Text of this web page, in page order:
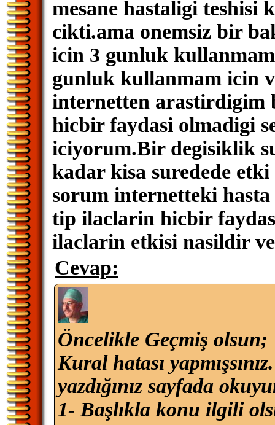
mesane hastaligi
cikti.ama onemsiz bir
icin 3 gunluk
gunluk kullanmam icin
internetten arastirdigim
hicbir faydasi olmadigi
iciyorum.Bir degisiklik
kadar kisa suredede
sorum internetteki
tip ilaclarin hicbir
ilaclarin etkisi nasildir
Cevap:
Öncelikle Geçmiş olsun;
Kural hatası
yazdığınız sayfada
1- Başlıkla konu ilgili